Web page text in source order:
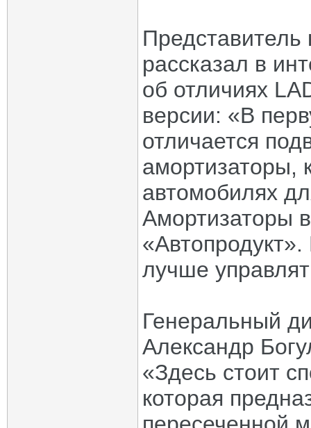
Представитель
рассказал в
об отличиях
версии: «В
отличается
амортизаторы,
автомобилях
Амортизаторы
лучше
Генеральный
Александр
«Здесь стоит
которая